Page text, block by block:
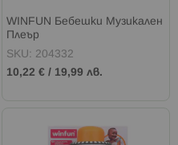
WINFUN Бебешки Музикален
Плеър
SKU: 204332
10,22 € / 19,99 лв.